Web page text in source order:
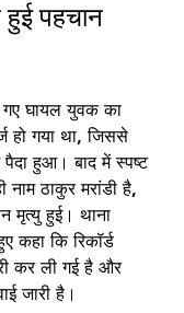
हुई पहचान
घायल युवक का
हो गया था, जिससे
हुआ। बाद में स्पष्ट
ठाकुर मरांडी है,
मृत्यु हुई। थाना
कहा कि रिकॉर्ड
कर ली गई है और
जारी है।